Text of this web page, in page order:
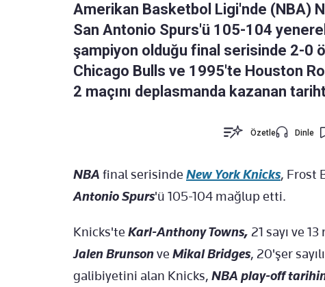
Amerikan Basketbol Ligi'nde (NBA)
San Antonio Spurs'ü 105-104
şampiyon olduğu final serisinde 2-0
Chicago Bulls ve 1995'te Houston
2 maçını deplasmanda kazanan
Özetle Dinle
NBA final serisinde New York Knicks, Frost
Antonio Spurs'ü 105-104 mağlup etti.
Knicks'te Karl-Anthony Towns, 21 sayı ve
Jalen Brunsonve Mikal Bridges, 20'şer
galibiyetini alan Knicks, NBA play-off